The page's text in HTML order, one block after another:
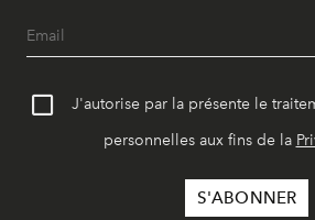
J'autorise par la présente le
personnelles aux fins de la